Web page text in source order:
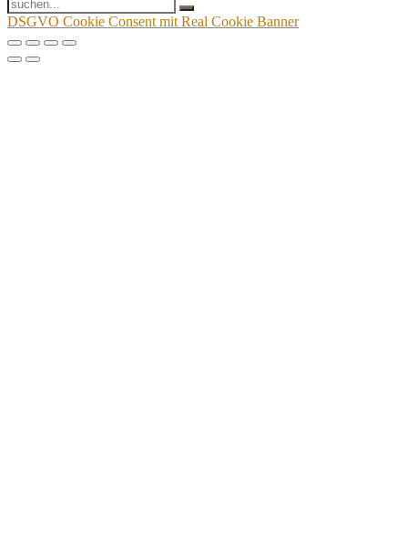
DSGVO Cookie Consent mit Real Cookie Banner